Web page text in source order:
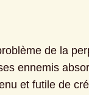
de la
ennemis
et futile de